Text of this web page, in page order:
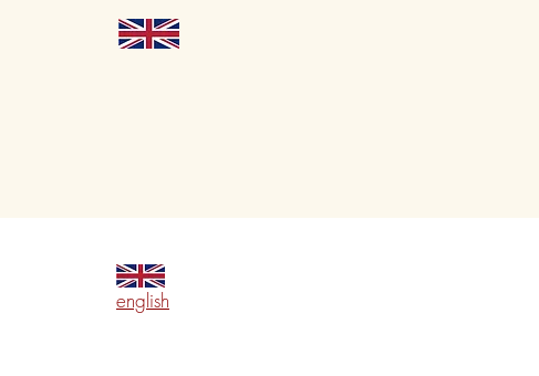
english